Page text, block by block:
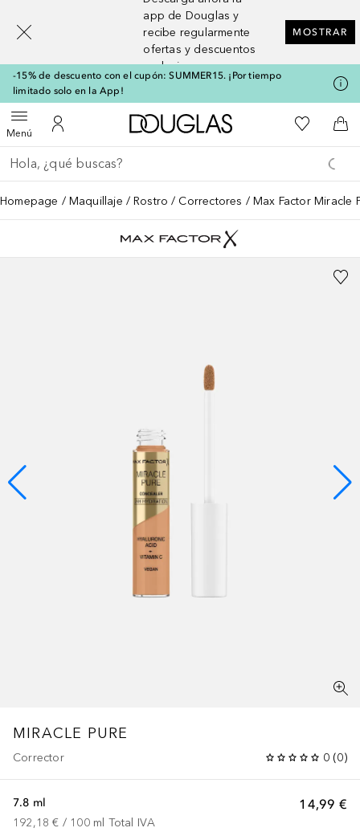
app de Douglas y
recibe regularmente
ofertas y descuentos
exclusivos
MOSTRAR
-15% de descuento con el cupón: SUMMER15. ¡Por tiempo
limitado solo en la App!
MenúAbrir menúMi cuenta
A Douglas HomeMi lista de
A
Regresar
Ejecutar búsqueda
Homepage Maquillaje Rostro Correctores Max Factor Miracle
MIRACLE PURE
Corrector 0 (0)
14,99 €
7.8 ml
192,18 € / 100 ml Total IVA
[navigation.slideout.screenreader]